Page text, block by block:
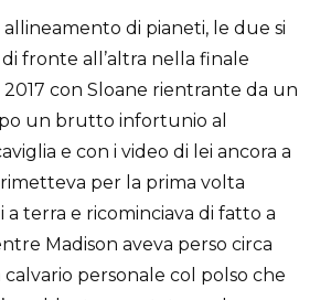
di pianeti, le due si
fronte all’altra nella finale
con Sloane rientrante da un
un brutto infortunio al
e con i video di lei ancora a
per la prima volta
a terra e ricominciava di fatto a
Madison aveva perso circa
personale col polso che